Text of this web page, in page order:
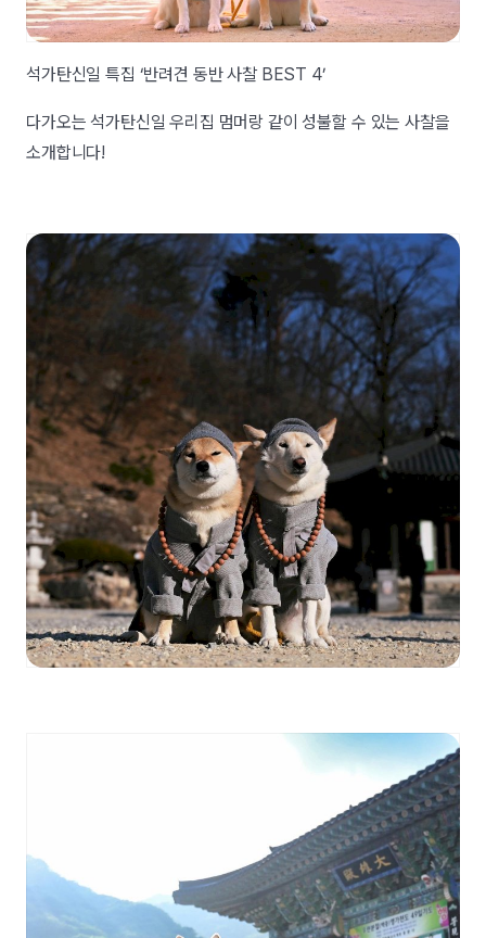
석가탄신일 특집 ‘반려견 동반 사찰 BEST 4’
다가오는 석가탄신일 우리집 멈머랑 같이 성불할 수 있는 사찰을
소개합니다!